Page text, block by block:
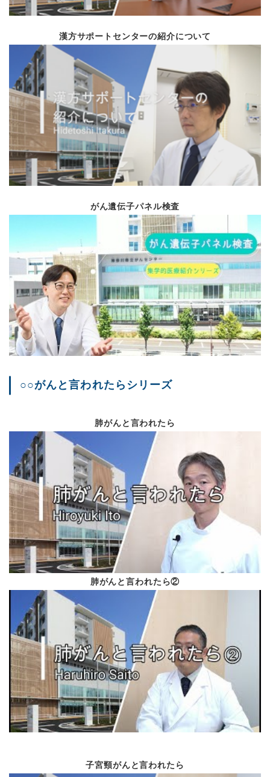
看護局イベント
Vol.85 令和4年11月
学会参加報告
緩和ケア週間
おうちごはんレシピの
Vol.84 令和4年6月
総長就任のご挨拶
就任のご挨拶
新任の紹介
令和３年度 患者満足
令和4年3月
学会開催報告
総長表彰
診療科紹介（東洋医
Vol.82 令和3年10月
第33回日本内分泌外
地域連携室について
AIをがん診療で活用す
抗体カクテル療法につ
Vol.80 令和3年3月
学会開催報告
ISMS認証取得につい
診療科紹介（消化器
Vol.79 令和2年11月
新型コロナウイルス感
緩和ケア週間について
令和元年度 患者満足
診療科紹介（呼吸器
Vol.78 令和2年6月
就任のご挨拶
新任の紹介
がんゲノム診療につい
Vol.77 令和2年3月
市民公開講座
国外出張報告
ロボット手術運用開始
漢方サポートセンターの紹介について
がん遺伝子パネル検査
○○がんと言われたらシリーズ
肺がんと言われたら
肺がんと言われたら②
子宮頸がんと言われたら